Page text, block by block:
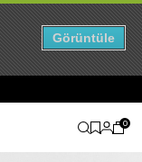
0
Görüntüle